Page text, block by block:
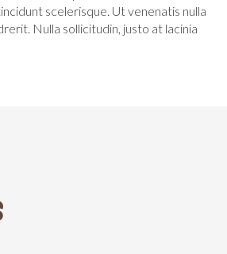
scelerisque. Ut venenatis nulla
Nulla sollicitudin, justo at lacinia